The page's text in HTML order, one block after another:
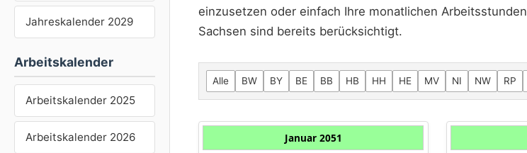
Jahreskalender 2029
Arbeitskalender
Arbeitskalender 2025
Arbeitskalender 2026
einzusetzen oder einfach Ihre monatlichen
Sachsen sind bereits berücksichtigt.
Alle BW BY BE BB HB HH HE MV NI NW RP
Januar 2051